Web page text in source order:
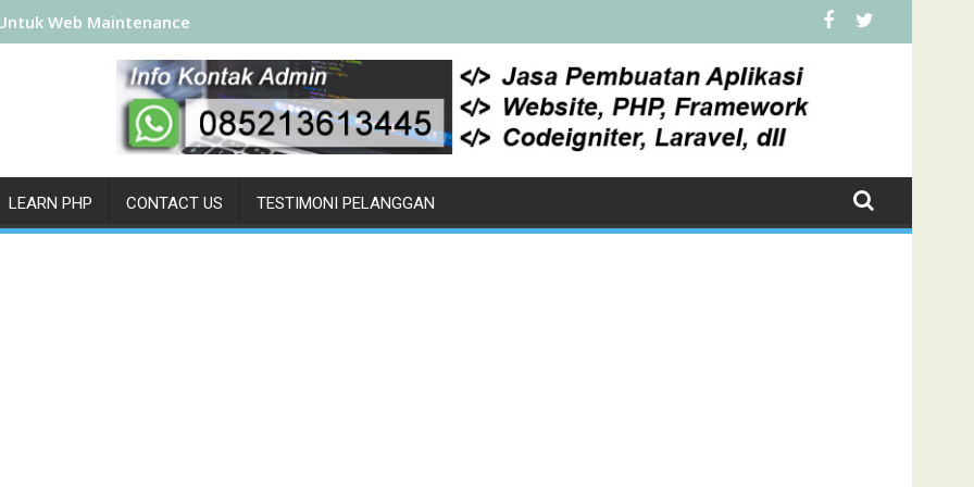
Web Maintenance
LEARN PHP CONTACT US TESTIMONI PELANGGAN